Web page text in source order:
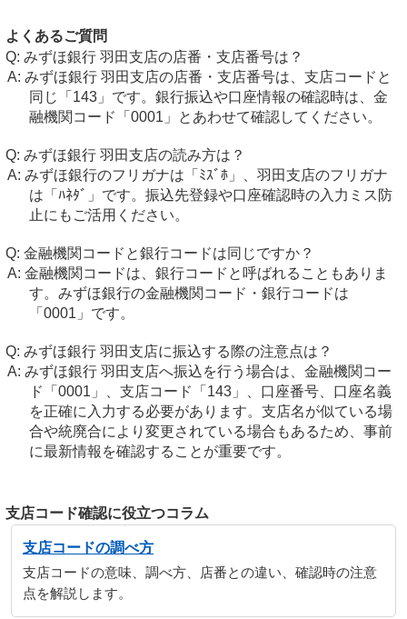
よくあるご質問
みずほ銀行 羽田支店の店番・支店番号は？
みずほ銀行 羽田支店の店番・支店番号は、支店コードと
同じ「143」です。銀行振込や口座情報の確認時は、金
融機関コード「0001」とあわせて確認してください。
みずほ銀行 羽田支店の読み方は？
みずほ銀行のフリガナは「ﾐｽﾞﾎ」、羽田支店のフリガナ
は「ﾊﾈﾀﾞ」です。振込先登録や口座確認時の入力ミス防
止にもご活用ください。
金融機関コードと銀行コードは同じですか？
金融機関コードは、銀行コードと呼ばれることもありま
す。みずほ銀行の金融機関コード・銀行コードは
「0001」です。
みずほ銀行 羽田支店に振込する際の注意点は？
みずほ銀行 羽田支店へ振込を行う場合は、金融機関コー
ド「0001」、支店コード「143」、口座番号、口座名義
を正確に入力する必要があります。支店名が似ている場
合や統廃合により変更されている場合もあるため、事前
に最新情報を確認することが重要です。
支店コード確認に役立つコラム
支店コードの調べ方
支店コードの意味、調べ方、店番との違い、確認時の注意
点を解説します。